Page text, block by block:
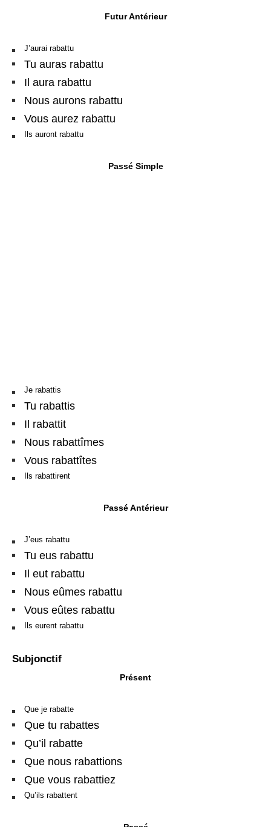
Futur Antérieur
J’aurai rabattu
Tu auras rabattu
Il aura rabattu
Nous aurons rabattu
Vous aurez rabattu
Ils auront rabattu
Passé Simple
Je rabattis
Tu rabattis
Il rabattit
Nous rabattîmes
Vous rabattîtes
Ils rabattirent
Passé Antérieur
J’eus rabattu
Tu eus rabattu
Il eut rabattu
Nous eûmes rabattu
Vous eûtes rabattu
Ils eurent rabattu
Subjonctif
Présent
Que je rabatte
Que tu rabattes
Qu’il rabatte
Que nous rabattions
Que vous rabattiez
Qu’ils rabattent